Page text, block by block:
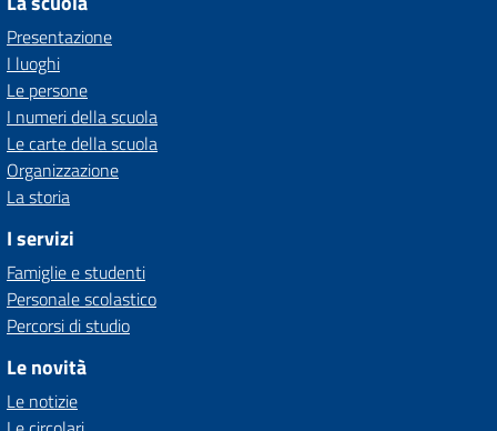
Presentazione
I luoghi
Le persone
I numeri della scuola
Le carte della scuola
Organizzazione
La storia
I servizi
Famiglie e studenti
Personale scolastico
Percorsi di studio
Le novità
Le notizie